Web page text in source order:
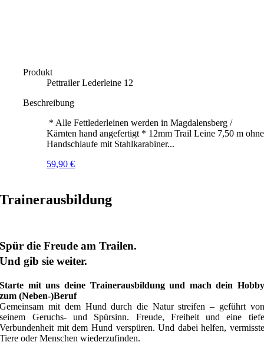
Produkt
Pettrailer Lederleine 12
Beschreibung
* Alle Fettlederleinen werden in Magdalensberg /
Kärnten hand angefertigt * 12mm Trail Leine 7,50 m ohne
Handschlaufe mit Stahlkarabiner...
59,90€
Trainerausbildung
Spür die Freude am Trailen.
Und gib sie weiter.
Starte mit uns deine Trainerausbildung und mach dein Hobby
zum (Neben-)Beruf
Gemeinsam mit dem Hund durch die Natur streifen – geführt von
seinem Geruchs- und Spürsinn. Freude, Freiheit und eine tiefe
Verbundenheit mit dem Hund verspüren. Und dabei helfen, vermisste
Tiere oder Menschen wiederzufinden.